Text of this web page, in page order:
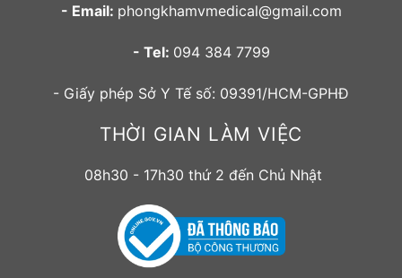
- Email: phongkhamvmedical@gmail.com
- Tel: 094 384 7799
- Giấy phép Sở Y Tế số: 09391/HCM-GPHĐ
THỜI GIAN LÀM VIỆC
08h30 - 17h30 thứ 2 đến Chủ Nhật